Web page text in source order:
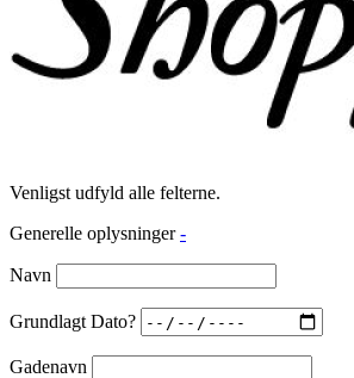
Venligst udfyld alle felterne.
Generelle oplysninger -
Navn
Grundlagt Dato?
Gadenavn